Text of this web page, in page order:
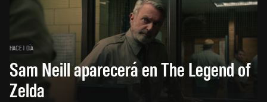
HACE 1 DÍA
Sam Neill aparecerá en The Legend of
Zelda